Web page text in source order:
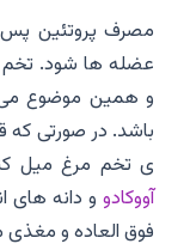
مصرف پروتئین
عضله ها شود. تخم
و همین موضوع می
باشد. در صورتی که
ی تخم مرغ میل
آووکادو و دانه های
فوق العاده و